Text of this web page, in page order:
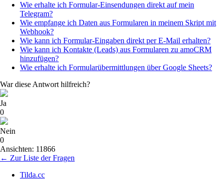
Wie erhalte ich Formular-Einsendungen direkt auf mein
Telegram?
Wie empfange ich Daten aus Formularen in meinem Skript mit
Webhook?
Wie kann ich Formular-Eingaben direkt per E-Mail erhalten?
Wie kann ich Kontakte (Leads) aus Formularen zu amoCRM
hinzufügen?
Wie erhalte ich Formularübermittlungen über Google Sheets?
War diese Antwort hilfreich?
Ja
0
Nein
0
Ansichten: 11866
← Zur Liste der Fragen
Tilda.cc